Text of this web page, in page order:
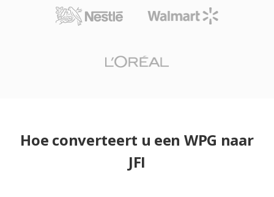
Hoe converteert u een WPG naar
JFI